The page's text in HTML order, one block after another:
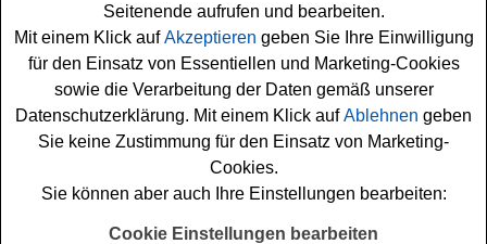
Hotel und weiteren schönen Extras.
Falls Sie an dem Emsland Quelle Gewinnspiel gratis
teilnehmen möchten, müssen Sie nur kurz das kleine
Formular ausfüllen. Denn nur so können Sie sich die
schöne Gewinnchance sichern. Vielleicht haben Sie ja
Glück und können die tolle Fahrradreise gewinnen? Viel
Erfolg!
Seitenende aufrufen und bearbeiten.
Mit einem Klick aufAkzeptieren geben Sie Ihre Einwilligung
für den Einsatz von Essentiellen und Marketing-Cookies
sowie die Verarbeitung der Daten gemäß unserer
Datenschutzerklärung. Mit einem Klick aufAblehnen geben
Sie keine Zustimmung für den Einsatz von Marketing-
Cookies.
Sie können aber auch Ihre Einstellungen bearbeiten:
Cookie Einstellungen bearbeiten